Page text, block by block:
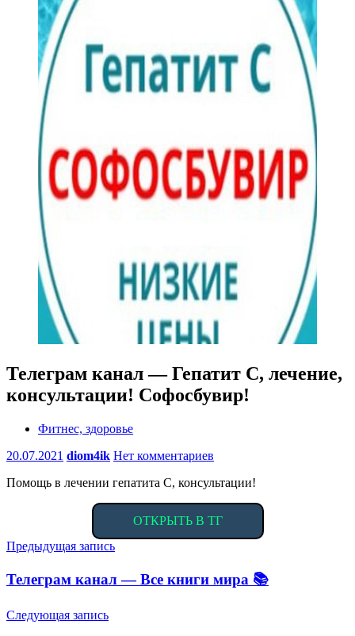
Телеграм канал — Гепатит С, лечение,
консультации! Софосбувир!
Фитнес, здоровье
20.07.2021 diom4ik Нет комментариев
Помощь в лечении гепатита С, консультации!
ОТКРЫТЬ В ТГ
Навигация
по
записям
Предыдущая запись
Телеграм канал — Все книги мира 📚
Следующая запись